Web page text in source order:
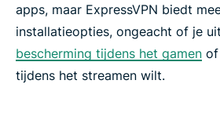
apps, maar ExpressVPN biedt
installatieopties, ongeacht of je
bescherming tijdens het gamen
tijdens het streamen wilt.